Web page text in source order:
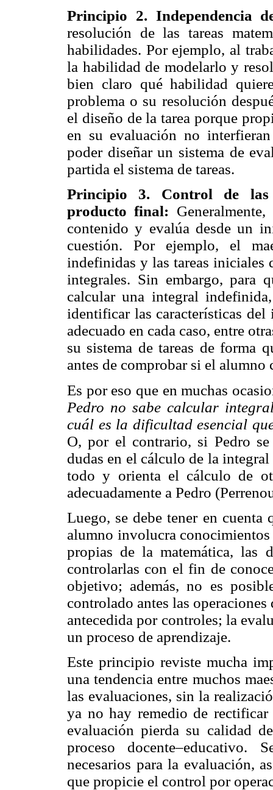
Principio 2. Independencia
resolución de las tareas
habilidades. Por ejemplo, al
la habilidad de modelarlo y
bien claro qué habilidad
problema o su resolución
el diseño de la tarea porque
en su evaluación no
poder diseñar un sistema de
partida el sistema de tareas.
Principio 3. Control de las
producto final:
contenido y evalúa desde un
cuestión. Por ejemplo, el
indefinidas y las tareas iniciales
integrales. Sin embargo, para
calcular una integral
identificar las características
adecuado en cada caso, entre
su sistema de tareas de forma
antes de comprobar si el
Es por eso que en muchas
Pedro no sabe calcular
cuál es la dificultad esencial
O, por el contrario, si Pedro
dudas en el cálculo de la
todo y orienta el cálculo de
adecuadamente a Pedro
Luego, se debe tener en
alumno involucra
propias de la matemática, las
controlarlas con el fin de
objetivo; además, no es
controlado antes las
antecedida por controles; la
un proceso de aprendizaje.
Este principio reviste mucha
una tendencia entre muchos
las evaluaciones, sin la
ya no hay remedio de
evaluación pierda su calidad
proceso docente–educativo.
necesarios para la evaluación,
que propicie el control por